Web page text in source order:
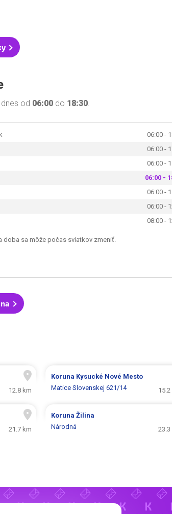
od 06:00 do 18:30.
06:00 -
06:00 -
06:00 -
06:00 -
06:00 -
06:00 -
08:00 -
doba sa môže počas sviatkov zmeniť.
12.8 km
Koruna Kysucké Nové Mesto
Matice Slovenskej 621/14
21.7 km
Koruna Žilina
Národná
23.3